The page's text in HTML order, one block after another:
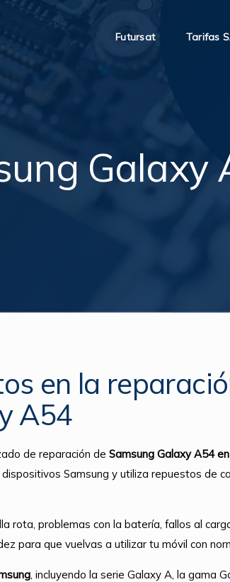
Futursat Tarifas
Galaxy
en la
A54
de reparación de Samsung Galaxy A54
Samsung y utiliza repuestos de
rota, problemas con la batería, fallos al
para que vuelvas a utilizar tu móvil con
, incluyendo la serie Galaxy A, la gama